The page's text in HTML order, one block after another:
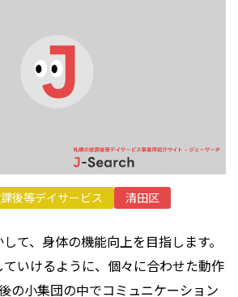
後等デイサービス 清田区
て、身体の機能向上を目指します。
いけるように、個々に合わせた動作
の小集団の中でコミュニケーション